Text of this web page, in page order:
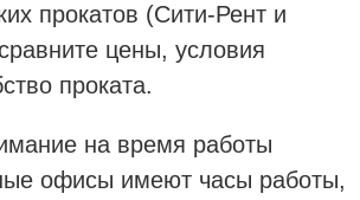
прокатов (Сити-Рент и
цены, условия
проката.
на время работы
офисы имеют часы работы,